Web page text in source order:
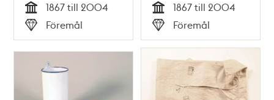
Tid
1867 till 2004
Typ
Föremål Tid
1867 till 2004
Typ
Föremål